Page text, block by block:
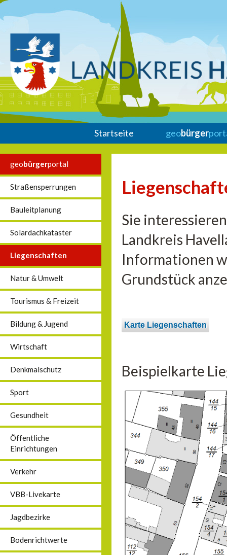
Startseite geobürger
geobürgerportal
Straßensperrungen
Bauleitplanung
Solardachkataster
Liegenschaften
Natur & Umwelt
Tourismus & Freizeit
Bildung & Jugend
Wirtschaft
Denkmalschutz
Sport
Gesundheit
Öffentliche
Einrichtungen
Verkehr
VBB-Livekarte
Jagdbezirke
Bodenrichtwerte
Sie
Landkreis
Informationen
Grundstück
Karte Liegenschaften
Beispielkarte